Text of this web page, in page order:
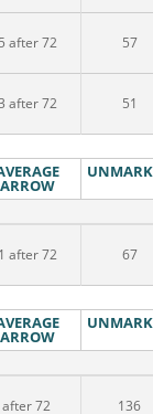
after 72 57
after 72 51
ARROW
after 72 67
ARROW
after 72 136